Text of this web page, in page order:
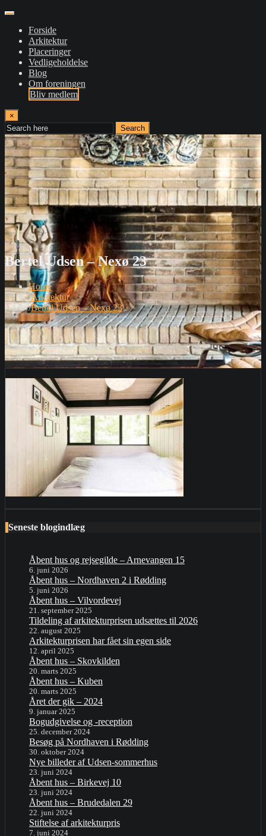
Forside
Arkitektur
Placeringer
Vedligeholdelse
Blog
Om foreningen
Bliv medlem
×
Search
Bertel Udsen – Nexø 23
Home
Arkitektur
Bertel Udsen – Nexø 23
Seneste blogindlæg
Åbent hus og rejsegilde – Arnevangen 15
6. juni 2026
Åbent hus – Nordhaven 2 i Rødding
5. juni 2026
Åbent hus – Vilvordevej
21. september 2025
Tildeling af arkitekturprisen udsættes til 2026
22. august 2025
Arkitekturprisen har fået sin egen side
12. april 2025
Åbent hus – Skovkilden
20. marts 2025
Åbent hus – Kuben
20. marts 2025
Året der gik – 2024
9. januar 2025
Bogudgivelse og -reception
25. december 2024
Besøg på Nordhaven i Rødding
30. oktober 2024
Nye billeder af Udsen-sommerhus
23. juni 2024
Åbent hus – Birkevej 10
23. juni 2024
Åbent hus – Brudedalen 29
22. juni 2024
Stiftelse af arkitekturpris
7. juni 2024